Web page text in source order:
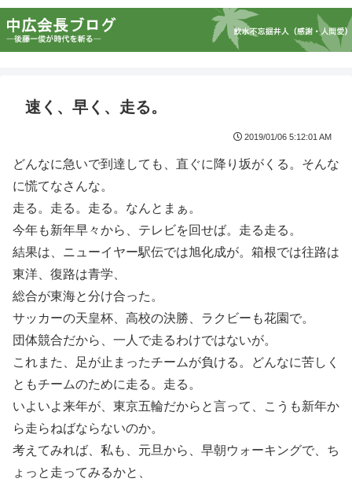
速く、早く、走る。
2019/01/06 5:12:01 AM
どんなに急いで到達しても、直ぐに降り坂がくる。そんな
に慌てなさんな。
走る。走る。走る。なんとまぁ。
今年も新年早々から、テレビを回せば。走る走る。
結果は、ニューイヤー駅伝では旭化成が。箱根では往路は
東洋、復路は青学、
総合が東海と分け合った。
サッカーの天皇杯、高校の決勝、ラクビーも花園で。
団体競合だから、一人で走るわけではないが。
これまた、足が止まったチームが負ける。どんなに苦しく
ともチームのために走る。走る。
いよいよ来年が、東京五輪だからと言って、こうも新年か
ら走らねばならないのか。
考えてみれば、私も、元旦から、早朝ウォーキングで、ち
ょっと走ってみるかと、